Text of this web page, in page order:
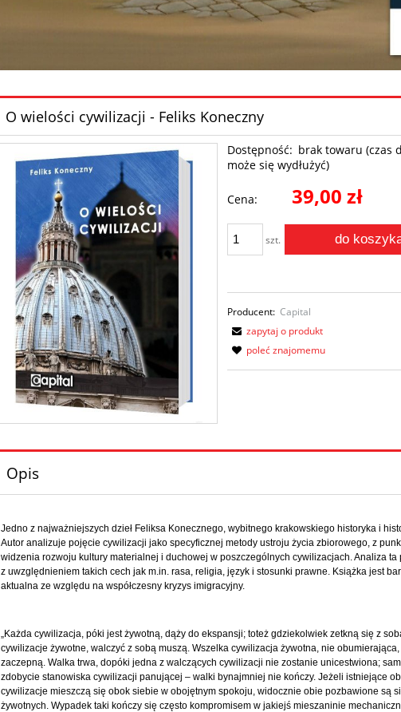
O wielości cywilizacji - Feliks Koneczny
Dostępność: brak towaru (czas
może się wydłużyć)
Cena: 39,00 zł
szt. do
Producent: Capital
zapytaj o produkt
poleć znajomemu
Opis
Jedno z najważniejszych dzieł Feliksa Konecznego, wybitnego krakowskiego historyka i
Autor analizuje pojęcie cywilizacji jako specyficznej metody ustroju życia zbiorowego, z
widzenia rozwoju kultury materialnej i duchowej w poszczególnych cywilizacjach. Analiza ta
z uwzględnieniem takich cech jak m.in. rasa, religia, język i stosunki prawne. Książka jest
aktualna ze względu na współczesny kryzys imigracyjny.
„Każda cywilizacja, póki jest żywotną, dąży do ekspansji; toteż gdziekolwiek zetkną się z
cywilizacje żywotne, walczyć z sobą muszą. Wszelka cywilizacja żywotna, nie obumierająca,
zaczepną. Walka trwa, dopóki jedna z walczących cywilizacji nie zostanie unicestwiona;
zdobycie stanowiska cywilizacji panującej – walki bynajmniej nie kończy. Jeżeli istniejące
cywilizacje mieszczą się obok siebie w obojętnym spokoju, widocznie obie pozbawione są
żywotnych. Wypadek taki kończy się często kompromisem w jakiejś mieszaninie